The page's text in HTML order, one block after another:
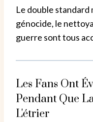
Le double
génocide, le
guerre sont tous
Les Fans Ont
Pendant Que
L'étrier